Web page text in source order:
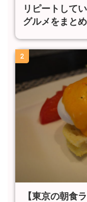
リピートして
グルメをまと
2
【東京の朝食